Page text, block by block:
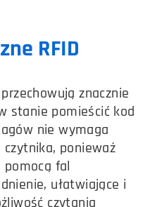
RFID
przechowują znacznie
stanie pomieścić kod
nie wymaga
ponieważ
fal
ułatwiające i
czytania